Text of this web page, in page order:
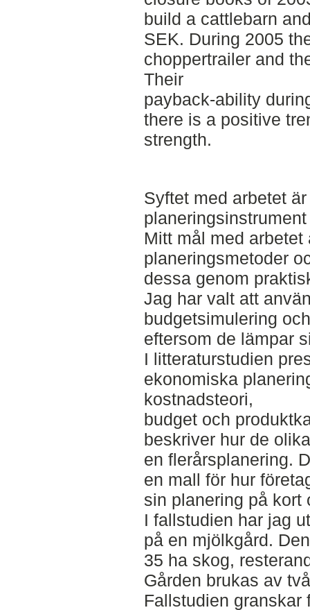
build a cattlebarn
SEK. During 2005
choppertrailer and
Their
payback-ability
there is a positive
strength.
Syftet med arbetet
Mitt mål med
planeringsmetoder
dessa genom
Jag har valt att
budgetsimulering
eftersom de lämpar
I litteraturstudien
ekonomiska
kostnadsteori,
budget och
beskriver hur de
en flerårsplanering.
en mall för hur
sin planering på kort
I fallstudien har jag
på en mjölkgård.
35 ha skog,
Gården brukas av
Fallstudien granskar